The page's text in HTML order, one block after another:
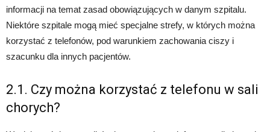
informacji na temat zasad obowiązujących w danym szpitalu.
Niektóre szpitale mogą mieć specjalne strefy, w których można
korzystać z telefonów, pod warunkiem zachowania ciszy i
szacunku dla innych pacjentów.
2.1. Czy można korzystać z telefonu w sali
chorych?